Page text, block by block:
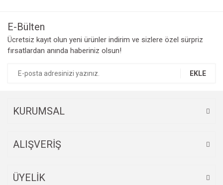
E-Bülten
Ücretsiz kayıt olun yeni ürünler indirim ve sizlere özel sürpriz
fırsatlardan anında haberiniz olsun!
EKLE
KURUMSAL
ALIŞVERİŞ
ÜYELİK